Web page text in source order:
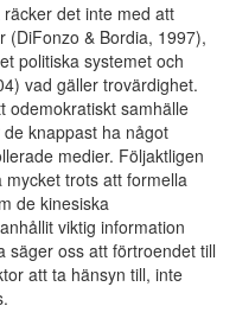
det inte med att
(DiFonzo & Bordia, 1997),
politiska systemet och
vad gäller trovärdighet.
odemokratiskt samhälle
knappast ha något
medier. Följaktligen
trots att formella
de kinesiska
viktig information
säger oss att förtroendet till
att ta hänsyn till, inte